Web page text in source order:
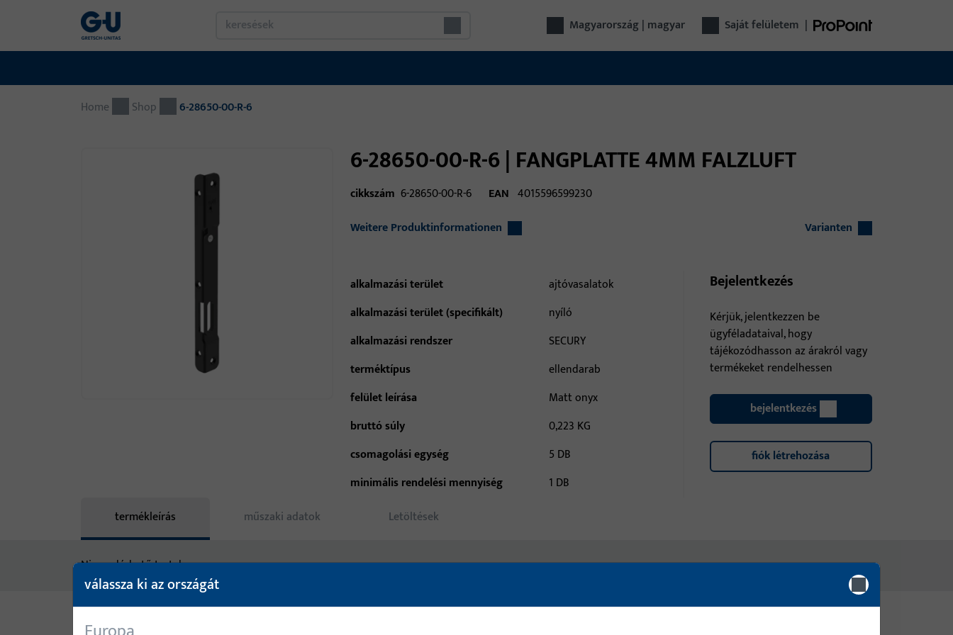
Magyarország | magyar saját felületem |
Home Shop 6-28650-00-R-6
6-28650-00-R-6 | FANGPLATTE 4MM FALZLUFT
cikkszám 6-28650-00-R-6 EAN 4015596599230
Weitere Produktinformationen
Varianten
alkalmazási terület
ajtóvasalatok
alkalmazási terület (specifikált)
nyíló
alkalmazási rendszer
SECURY
terméktípus
ellendarab
felület leírása
Matt onyx
bruttó súly
0,223 KG
csomagolási egység
5 DB
minimális rendelési mennyiség
1 DB
Bejelentkezés
Kérjük, jelentkezzen be
ügyféladataival, hogy
tájékozódhasson az árakról vagy
termékeket rendelhessen
bejelentkezés
fiók létrehozása
termékleírás műszaki adatok Letöltések
Nincs elérhető tartalom
válassza ki az országát